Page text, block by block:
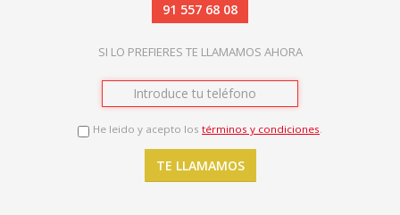
91 557 68 08
SI LO PREFIERES TE LLAMAMOS AHORA
He leido y acepto los términos y condiciones.